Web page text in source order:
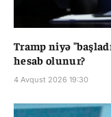
Tramp niyə
hesab olunur?
4 Avqust 2026 19:30